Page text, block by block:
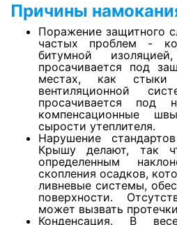
Просушка стен из
Просушка кирпичных
Просушка
Просушка ламината
Просушка паркета
Причины
Поражение защитного
частых проблем -
битумной
просачивается под
местах, как
вентиляционной
просачивается под
компенсационные
сырости утеплителя.
Нарушение
Крышу делают, так
определенным
скопления осадков,
ливневые системы,
поверхности.
может вызвать
Конденсация. В